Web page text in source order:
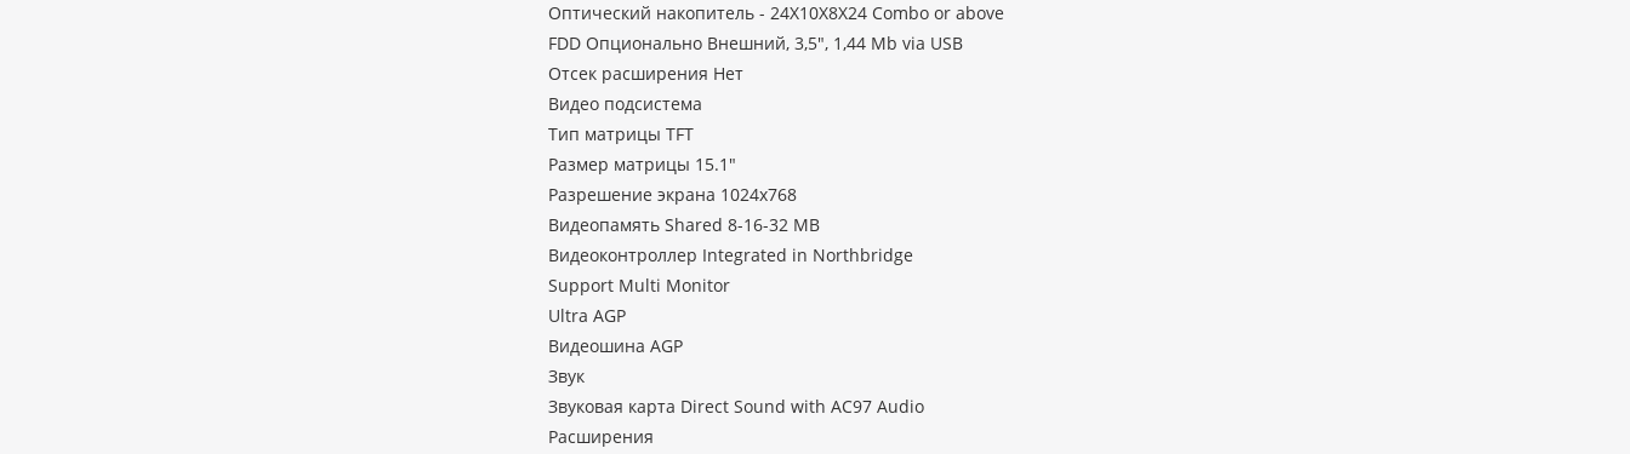
Оптический накопитель - 24X10X8X24 Combo or above
FDD Опционально Внешний, 3,5", 1,44 Mb via USB
Отсек расширения Нет
Видео подсистема
Тип матрицы TFT
Размер матрицы 15.1"
Разрешение экрана 1024x768
Видеопамять Shared 8-16-32 MB
Видеоконтроллер Integrated in Northbridge
Support Multi Monitor
Ultra AGP
Видеошина AGP
Звук
Звуковая карта Direct Sound with AC97 Audio
Расширения